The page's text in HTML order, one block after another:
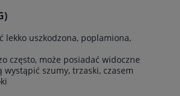
lekko uszkodzona, poplamiona,
często, może posiadać widoczne
wystąpić szumy, trzaski, czasem